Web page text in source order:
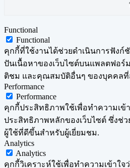
Functional
Functional
คุกกี้ที่ใช้งานได้ช่วยดำเนินการฟังก์
ปันเนื้อหาของเว็บไซต์บนแพลตฟอร์
ติชม และคุณสมบัติอื่นๆ ของบุคคลที่
Performance
Performance
คุกกี้ประสิทธิภาพใช้เพื่อทำความเข้
ประสิทธิภาพหลักของเว็บไซต์ ซึ่งช่
ผู้ใช้ที่ดีขึ้นสำหรับผู้เยี่ยมชม.
Analytics
Analytics
คุกกี้วิเคราะห์ใช้เพื่อทำความเข้าใจ